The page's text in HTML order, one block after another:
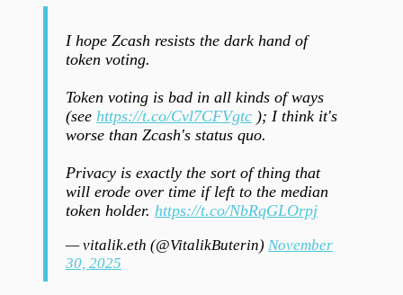
I hope Zcash resists the dark hand of
token voting.
Token voting is bad in all kinds of ways
(see https://t.co/Cvl7CFVgtc ); I think it's
worse than Zcash's status quo.
Privacy is exactly the sort of thing that
will erode over time if left to the median
token holder. https://t.co/NbRqGLOrpj
— vitalik.eth (@VitalikButerin) November
30, 2025